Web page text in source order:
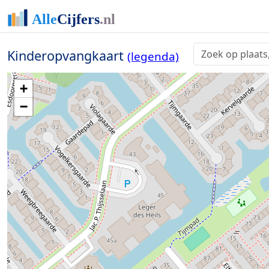
Kinderopvangkaart (legenda)
2
+
−